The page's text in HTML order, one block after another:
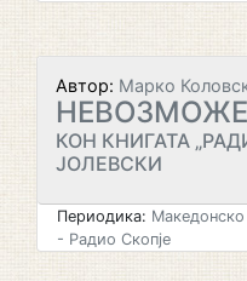
Автор: Марко
КОН КНИГАТА
ЈОЛЕВСКИ
Периодика:
- Радио Скопје